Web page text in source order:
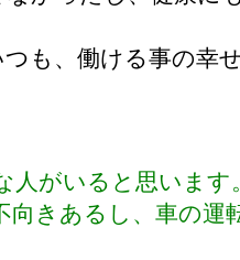
も、働ける事の幸
人がいると思います
向きあるし、車の運